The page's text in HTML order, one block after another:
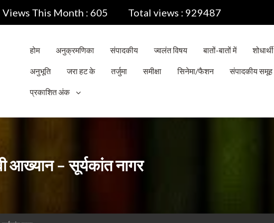
Views This Month : 605 Total views : 929487
होम अनुक्रमणिका संपादकीय ज्वलंत विषय बातों-बातों में शोधार्थी
अनुभूति जरा हट के तर्जुमा समीक्षा सिनेमा/फैशन संपादकीय समूह
प्रकाशित अंक
आख्यान – सूर्यकांत नागर